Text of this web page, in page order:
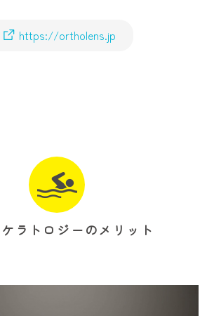
https://ortholens.jp
ラトロジーのメリット